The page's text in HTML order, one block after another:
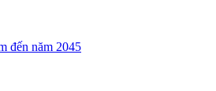
đến năm 2045